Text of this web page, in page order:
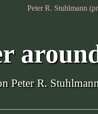
Peter R. Stuhlmann
Peter R.